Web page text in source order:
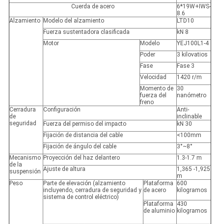
Cuerda de acero
6*19W+IWS-
8.6
Alzamiento Modelo del alzamiento
LTD10
Fuerza sustentadora clasificada
kN 8
Motor
Modelo
YEJ100L1-4
Poder
3 kilovatios
Fase
Fase 3
Velocidad
1420 r/m
Momento de
fuerza del
freno
30
nanómetro
Cerradura
de
seguridad
Configuración
Anti-
inclinable
Fuerza del permiso del impacto
kN 30
Fijación de distancia del cable
<100mm
Fijación de ángulo del cable
3°~8°
Mecanismo
de la
suspensión
Proyección del haz delantero
1.3-1.7 m
Ajuste de altura
1,365 -1,925
m
Peso
Parte de elevación (alzamiento
incluyendo, cerradura de seguridad y
sistema de control eléctrico)
Plataforma
de acero
600
kilogramos
Plataforma
de aluminio
430
kilogramos